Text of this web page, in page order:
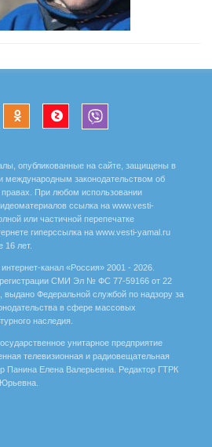
опубликованные на сайте, защищены в
международным законодательством об
При любом использовании
ссылка на www.vesti-
или частичной перепечатке
гиперссылка на www.vesti-yamal.ru
16 лет.
канал «Россия» 2001 - 2026.
СМИ Эл № ФС 77-59166 от 22
выдано Федеральной службой по надзору за
в сфере массовых
наследия.
унитарное предприятие
телевизионная и радиовещательная
Панина Елена Валерьевна. Редактор ГТРК